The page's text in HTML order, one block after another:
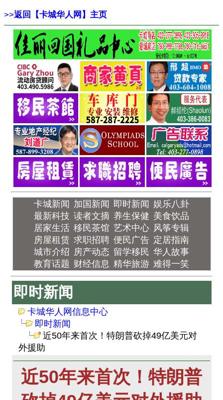
>>返回【卡城华人网】主页
卡城新闻 加国新闻 即时新闻 娱乐八卦
最新科技 读者文摘 养生保健 美食饮品
居家生活 移民茶馆 艺术中心 风筝专辑
房屋租赁 求职招聘 便民广告 定居指南
城市介绍 房产动态 留学移民 华人故事
教育话题 财经信息 精华旅游 难得一笑
即时新闻
卡城华人网信息中心
即时新闻
近50年来首次！特朗普砍掉49亿美元对
外援助
近50年来首次！特朗普